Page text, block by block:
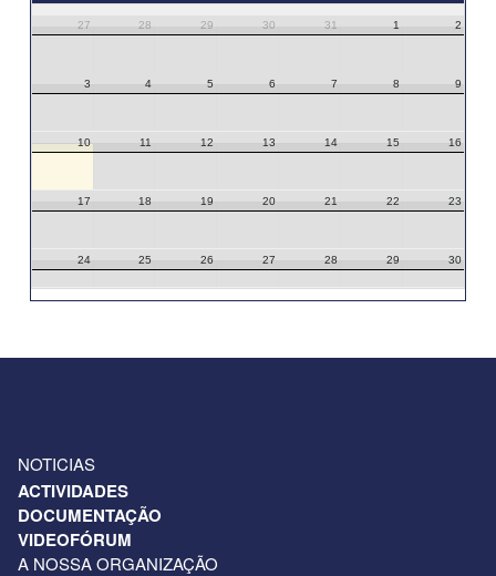
27 28 29 30 31 1 2
3 4 5 6 7 8 9
10 11 12 13 14 15 16
17 18 19 20 21 22 23
24 25 26 27 28 29 30
NOTICIAS
ACTIVIDADES
DOCUMENTAÇÃO
VIDEOFÓRUM
A NOSSA ORGANIZAÇÃO